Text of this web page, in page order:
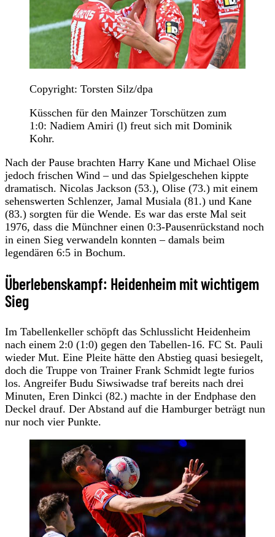
Copyright: Torsten Silz/dpa
Küsschen für den Mainzer Torschützen zum
1:0: Nadiem Amiri (l) freut sich mit Dominik
Kohr.
Nach der Pause brachten Harry Kane und Michael Olise
jedoch frischen Wind – und das Spielgeschehen kippte
dramatisch. Nicolas Jackson (53.), Olise (73.) mit einem
sehenswerten Schlenzer, Jamal Musiala (81.) und Kane
(83.) sorgten für die Wende. Es war das erste Mal seit
1976, dass die Münchner einen 0:3-Pausenrückstand noch
in einen Sieg verwandeln konnten – damals beim
legendären 6:5 in Bochum.
Überlebenskampf: Heidenheim mit wichtigem
Sieg
Im Tabellenkeller schöpft das Schlusslicht Heidenheim
nach einem 2:0 (1:0) gegen den Tabellen-16. FC St. Pauli
wieder Mut. Eine Pleite hätte den Abstieg quasi besiegelt,
doch die Truppe von Trainer Frank Schmidt legte furios
los. Angreifer Budu Siwsiwadse traf bereits nach drei
Minuten, Eren Dinkci (82.) machte in der Endphase den
Deckel drauf. Der Abstand auf die Hamburger beträgt nun
nur noch vier Punkte.